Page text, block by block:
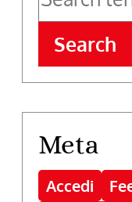
Search
Meta
Accedi